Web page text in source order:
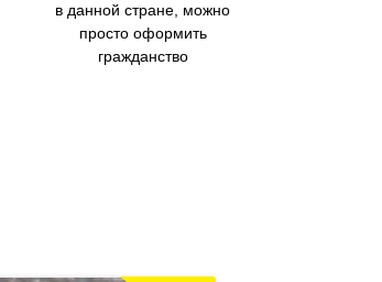
в данной стране, можно
просто оформить
гражданство